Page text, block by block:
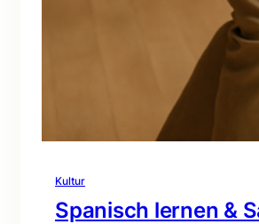
Kultur
Spanisch lernen &